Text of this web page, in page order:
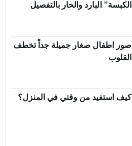
الكبسة” البارد والحار بالتفصيل
صور اطفال صغار جميلة جداً تخطف
القلوب
كيف استفيد من وقتي في المنزل؟